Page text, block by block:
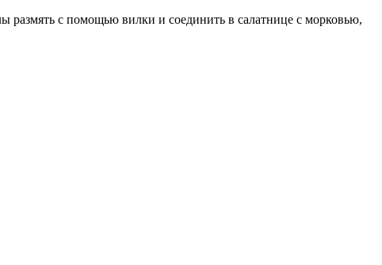
размять с помощью вилки и соединить в салатнице с морковью,